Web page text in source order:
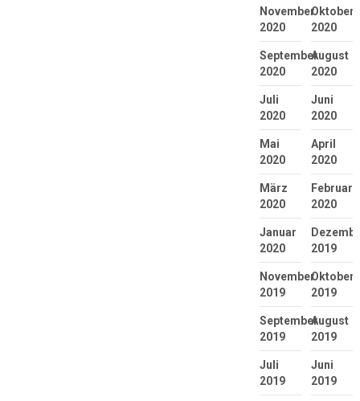
November
2020
Oktober
2020
September
2020
August
2020
Juli
2020
Juni
2020
Mai
2020
April
2020
März
2020
Februar
2020
Januar
2020
2019
November
2019
Oktober
2019
September
2019
August
2019
Juli
2019
Juni
2019